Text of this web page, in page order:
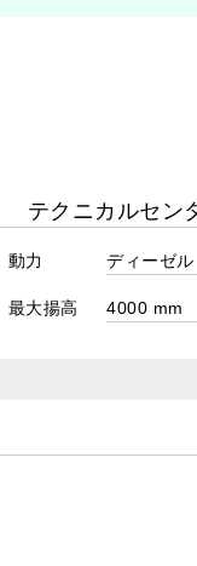
動力
最大揚高